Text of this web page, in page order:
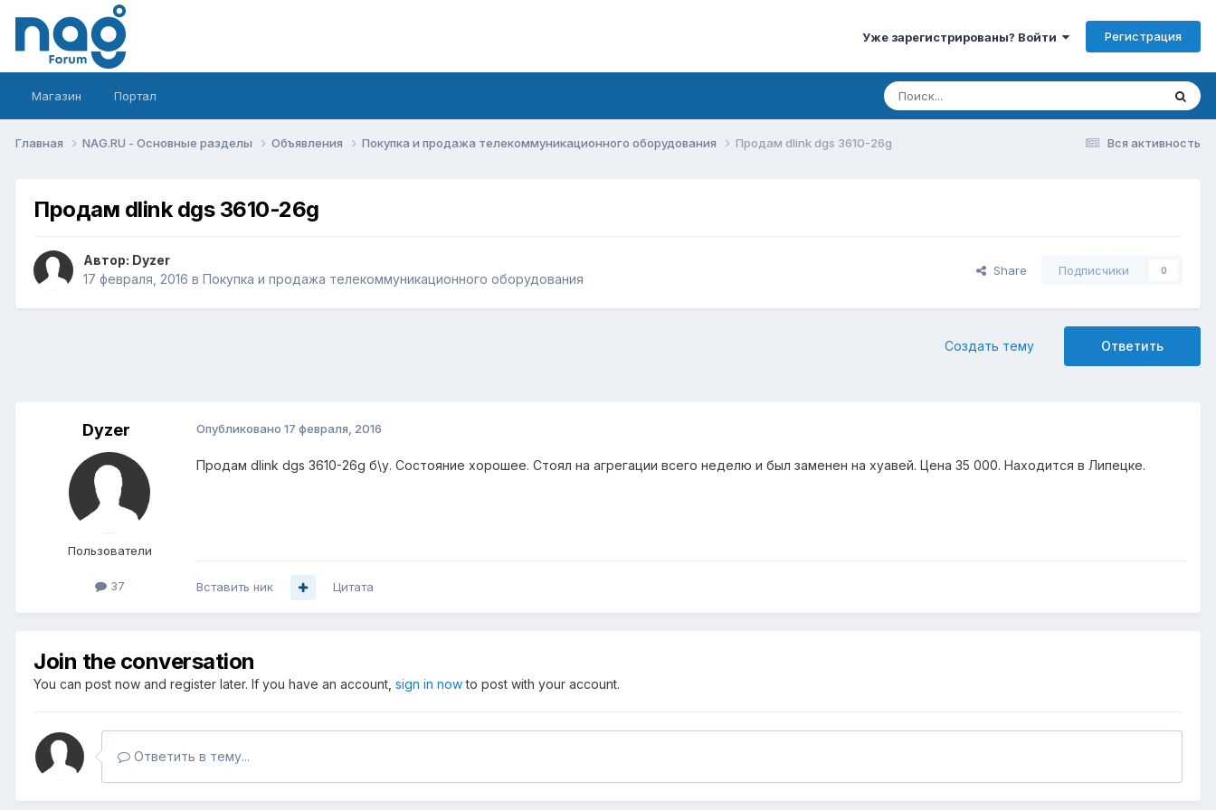
Уже зарегистрированы? Войти Регистрация
Магазин Портал
Вся активность
Главная NAG.RU - Основные разделы Объявления Покупка и продажа телекоммуникационного оборудования Продам dlink dgs 3610-26g
Продам dlink dgs 3610-26g
Автор: Dyzer
17 февраля, 2016 в Покупка и продажа телекоммуникационного оборудования
Share Подписчики 0
Ответить
Создать тему
Dyzer
Пользователи
37
Опубликовано 17 февраля, 2016
Продам dlink dgs 3610-26g б\у. Состояние хорошее. Стоял на агрегации всего неделю и был заменен на хуавей. Цена 35 000. Находится в Липецке.
Вставить ник Цитата
Join the conversation
You can post now and register later. If you have an account, sign in nowto post with your account.
Ответить в тему...